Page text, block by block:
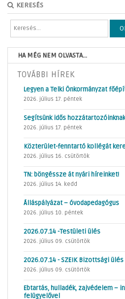
KERESÉS
HA MÉG NEM OLVASTA...
TOVÁBBI HÍREK
Legyen a Telki Önkormányzat
2026. július 17. péntek
Segítsünk idős
2026. július 17. péntek
Közterület-fenntartó kollégát
2026. július 16. csütörtök
TN: böngéssze át nyári híreinket!
2026. július 14. kedd
Álláspályázat – óvodapedagógus
2026. július 10. péntek
2026.07.14 -Testületi ülés
2026. július 09. csütörtök
2026.07.14 - SZEIK Bizottsági ülés
2026. július 09. csütörtök
Ebtartás, hulladék, zajvédelem –
felügyelővel